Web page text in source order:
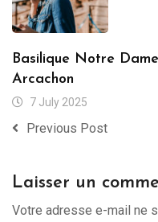
Basilique Notre Dame
Arcachon
7 July 2025
Previous Post
Laisser un
Votre adresse e-mail ne